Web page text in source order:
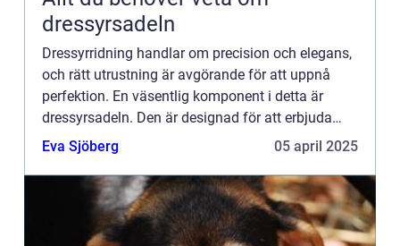
dressyrsadeln
Dressyrridning handlar om precision och elegans,
och rätt utrustning är avgörande för att uppnå
perfektion. En väsentlig komponent i detta är
dressyrsadeln. Den är designad för att erbjuda
både rytt...
Eva Sjöberg 05 april 2025